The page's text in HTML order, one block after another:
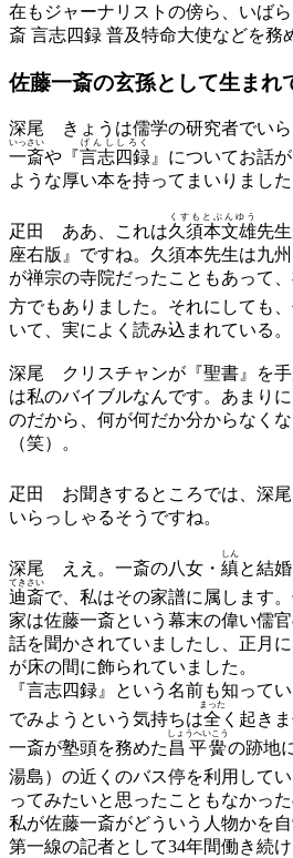
在もジャーナリストの傍ら、いば
斎 言志四録 普及特命大使などを務
佐藤一斎の玄孫として生まれ
深尾 きょうは儒学の研究者でい
一斎
いっさい
や『言志四録
げんししろく
』についてお話
ような厚い本を持ってまいりました
疋田 ああ、これは久須本文雄
くすもとぶんゆう
先
座右版』ですね。久須本先生は九
が禅宗の寺院だったこともあって
方でもありました。それにしても、
いて、実によく読み込まれている。
深尾 クリスチャンが『聖書』を
は私のバイブルなんです。あまり
のだから、何が何だか分からなく
（笑）。
疋田 お聞きするところでは、深
いらっしゃるそうですね。
深尾 ええ。一斎の八女・ 縝
しん
と結
迪斎
てきさい
で、私はその家譜に属します
家は佐藤一斎という幕末の偉い儒
話を聞かされていましたし、正月
が床の間に飾られていました。
『言志四録』という名前も知って
でみようという気持ちは全
まった
く起き
一斎が塾頭を務めた 昌平黌
しょうへいこう
の跡地
湯島）の近くのバス停を利用して
ってみたいと思ったこともなかった
私が佐藤一斎がどういう人物かを
第一線の記者として34年間働き続